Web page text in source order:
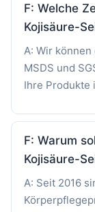
F: Welche
Kojisäure-
A: Wir können
MSDS und
Ihre Produkte
F: Warum
Kojisäure-
A: Seit 2016